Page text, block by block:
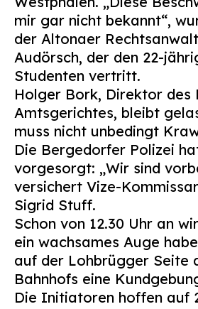
mir gar nicht bekannt“,
der Altonaer
Audörsch, der den 22-
Studenten vertritt.
Holger Bork, Direktor des
Amtsgerichtes, bleibt
muss nicht unbedingt
Die Bergedorfer Polizei
vorgesorgt: „Wir sind
versichert Vize-
Sigrid Stuff.
Schon von 12.30 Uhr an
ein wachsames Auge
auf der Lohbrügger Seite
Bahnhofs eine
Die Initiatoren hoffen auf